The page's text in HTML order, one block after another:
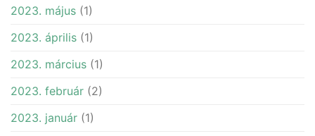
2023. május (1)
2023. április (1)
2023. március (1)
2023. február (2)
2023. január (1)